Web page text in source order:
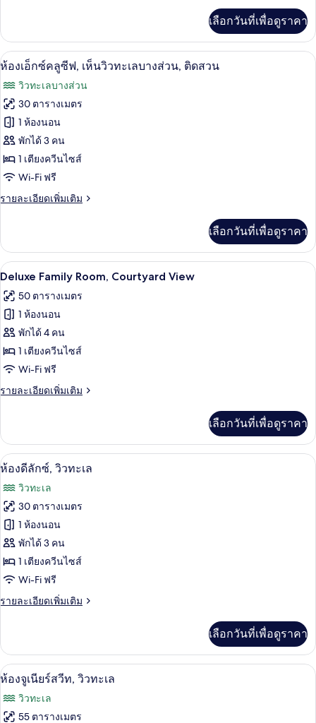
วิว
สวน
หย่อม
เกี่ยว
กับ
ห้อง
พี
เรีย,
วิว
สวน
หย่อม
เลือกวันที่เพื่อดูราคา
เปิด
ภาพถ่าย
ทั้งหมด
ของ
ห้อง
เอ็กซ์
คลู
ซีฟ,
วิว
ทะเล
บาง
ส่วน,
ติด
สวน
ของใช้ในห้องน้ำระดับพรีเมียม, ไดร์เป่
2
ห้องเอ็กซ์คลูซีฟ, เห็นวิวทะเลบางส่วน, ติดสวน
วิวทะเลบางส่วน
30 ตารางเมตร
1 ห้องนอน
พักได้ 3 คน
1 เตียงควีนไซส์
Wi-Fi ฟรี
รายละเอียดเพิ่มเติม
ราย
เกี่ยว
กับ
ห้อง
คลู
ซีฟ,
วิว
ทะเล
บาง
ส่วน,
ติด
เลือกวันที่เพื่อดูราคา
เปิด
ภาพถ่าย
ทั้งหมด
ของ
Deluxe
Family
Room,
Courtyard
Deluxe Family Room, Courtyard
1
Deluxe Family Room, Courtyard View
50 ตารางเมตร
1 ห้องนอน
พักได้ 4 คน
1 เตียงควีนไซส์
Wi-Fi ฟรี
รายละเอียดเพิ่มเติม
ราย
เกี่ยว
กับ
Deluxe
Room,
Courtyard
View
เลือกวันที่เพื่อดูราคา
เปิด
ภาพถ่าย
ทั้งหมด
ของ
ห้อง
ดี
ลัก
ซ์,
ทะเล
ห้องดีลักซ์, วิวทะเล | ผ้าปูที่นอนฝ้ายอี
7
ห้องดีลักซ์, วิวทะเล
วิวทะเล
30 ตารางเมตร
1 ห้องนอน
พักได้ 3 คน
1 เตียงควีนไซส์
Wi-Fi ฟรี
รายละเอียดเพิ่มเติม
ราย
เกี่ยว
กับ
ห้อง
ลัก
ซ์,
เลือกวันที่เพื่อดูราคา
เปิด
ภาพถ่าย
ทั้งหมด
ห้องจูเนียร์สวีท, วิวทะเล | ผ้าปูที่นอนฝ้
5
ห้องจูเนียร์สวีท, วิวทะเล
วิวทะเล
55 ตารางเมตร